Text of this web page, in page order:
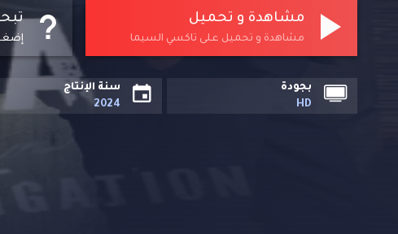
مشاهدة و تحميل
مشاهدة و تحميل على تاكسي السيما
بجودة
HD
سنة الإنتاج
2024